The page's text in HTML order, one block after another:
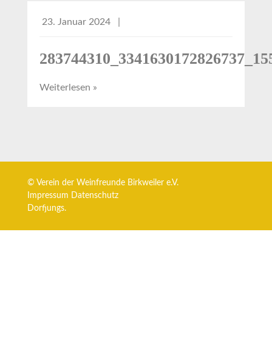
23. Januar 2024
Weiterlesen »
© Verein der Weinfreunde Birkweiler e.V.
Impressum Datenschutz
Dorfjungs.